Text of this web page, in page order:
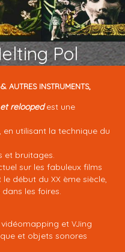
Pol
& AUTRES INSTRUMENTS,
reloopedest une
utilisant la technique du
et bruitages.
sur les fabuleux films
le début du XX ème siècle,
les foires.
vidéomapping et VJing
et objets sonores